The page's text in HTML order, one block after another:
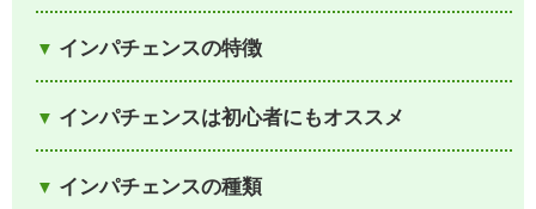
インパチェンスの特徴
インパチェンスは初心者にもオススメ
インパチェンスの種類